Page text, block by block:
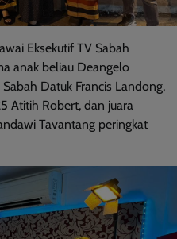
Eksekutif TV Sabah
anak beliau Deangelo
Datuk Francis Landong,
Atitih Robert, dan juara
Tavantang peringkat